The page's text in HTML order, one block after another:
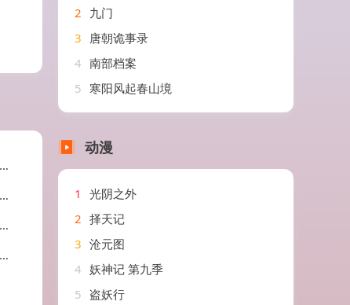
2 九门
3 唐朝诡事录
4 南部档案
5 寒阳风起春山境
动漫
1
光阴之外
2 择天记
3 沧元图
4 妖神记 第九季
5 盗妖行